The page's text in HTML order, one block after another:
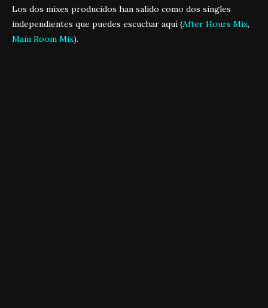
Los dos mixes producidos han salido como dos singles
independientes que puedes escuchar aquí (After Hours Mix,
Main Room Mix).